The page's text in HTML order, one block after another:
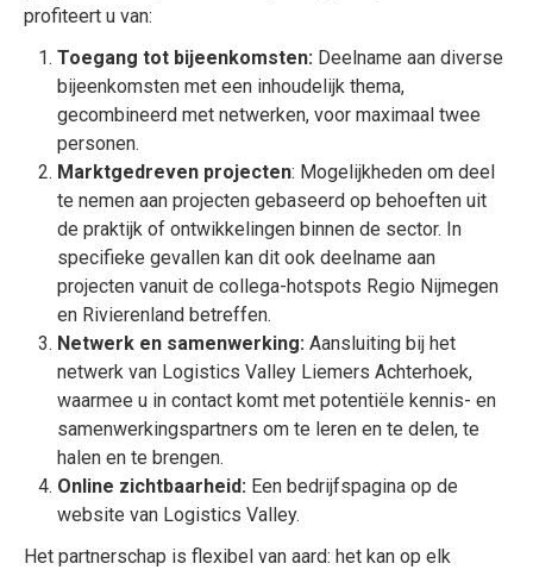
profiteert u van:
Toegang tot bijeenkomsten: Deelname aan diverse
bijeenkomsten met een inhoudelijk thema,
gecombineerd met netwerken, voor maximaal twee
personen.
Marktgedreven projecten: Mogelijkheden om deel
te nemen aan projecten gebaseerd op behoeften uit
de praktijk of ontwikkelingen binnen de sector. In
specifieke gevallen kan dit ook deelname aan
projecten vanuit de collega-hotspots Regio Nijmegen
en Rivierenland betreffen.
Netwerk en samenwerking: Aansluiting bij het
netwerk van Logistics Valley Liemers Achterhoek,
waarmee u in contact komt met potentiële kennis- en
samenwerkingspartners om te leren en te delen, te
halen en te brengen.
Online zichtbaarheid: Een bedrijfspagina op de
website van Logistics Valley.
Het partnerschap is flexibel van aard: het kan op elk